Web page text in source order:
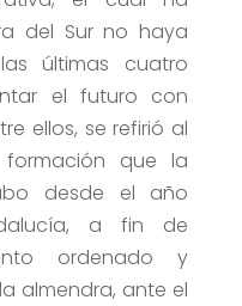
del Sur no haya
últimas cuatro
el futuro con
ellos, se refirió al
que la
desde el año
a fin de
ordenado y
almendra, ante el